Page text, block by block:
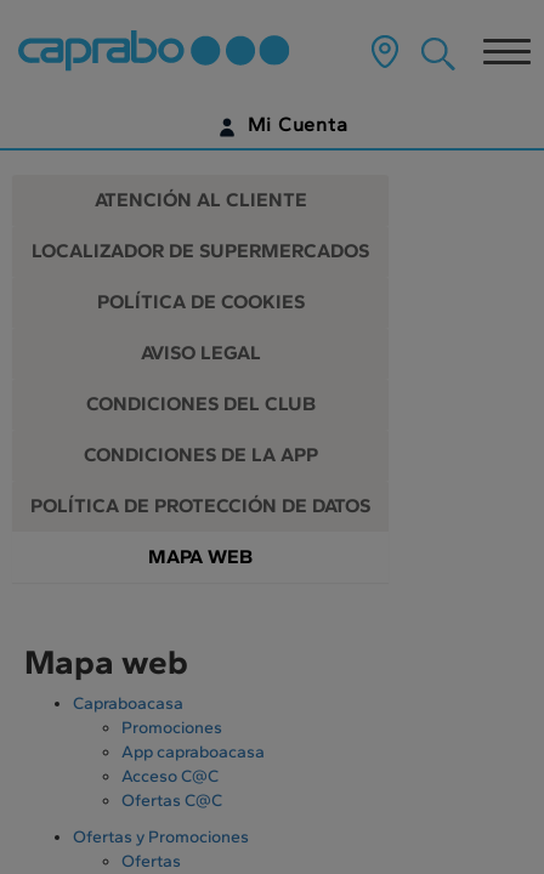
contenido
página
Mi Cuenta
¿AÚN NO TIENES UNA CUENTA DIGITAL?
ATENCIÓN AL CLIENTE
LOCALIZADOR DE SUPERMERCADOS
POLÍTICA DE COOKIES
AVISO LEGAL
CONDICIONES DEL CLUB
CONDICIONES DE LA APP
POLÍTICA DE PROTECCIÓN DE DATOS
MAPA WEB
Mapa web
Capraboacasa
Promociones
App capraboacasa
Acceso C@C
Ofertas C@C
Ofertas y Promociones
Ofertas